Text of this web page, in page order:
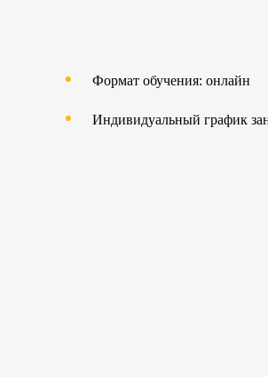
Формат обучения: онлайн
Индивидуальный график